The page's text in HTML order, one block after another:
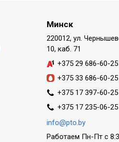
Минск
220012, ул.
10, каб. 71
+375 29 686-60-25
+375 33 686-60-25
+375 17 397-60-25
+375 17 235-06-25
info@pto.by
Работаем Пн-Пт с